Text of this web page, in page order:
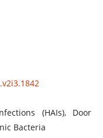
(HAIs), Door
Bacteria